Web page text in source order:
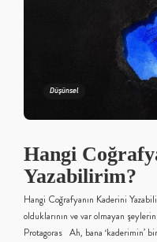
Düşünsel
Hangi
Yazabilirim?
Hangi Coğrafyanın Kaderini
olduklarının ve var olmayan
Protagoras Ah, bana ‘kaderimin’